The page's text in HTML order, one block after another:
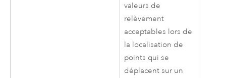
valeurs de
relèvement
acceptables lors de
la localisation de
points qui se
déplacent sur un